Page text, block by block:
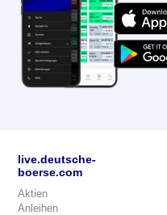
live.deutsche-
boerse.com
Aktien
Anleihen